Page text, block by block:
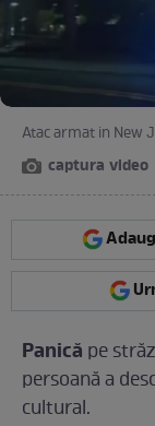
Atac armat in New
captura video
Panică pe
persoană a
cultural.